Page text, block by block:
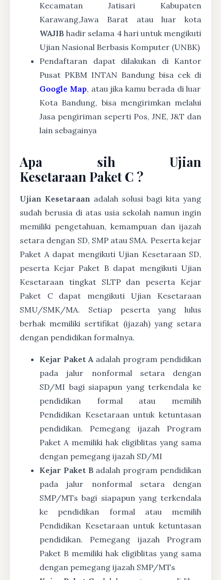
Kecamatan Jatisari Kabupaten
Karawang,Jawa Barat atau luar kota
WAJIB hadir selama 4 hari untuk mengikuti
Ujian Nasional Berbasis Komputer (UNBK)
Pendaftaran dapat dilakukan di Kantor
Pusat PKBM INTAN Bandung bisa cek di
Google Map, atau jika kamu berada di luar
Kota Bandung, bisa mengirimkan melalui
Jasa pengiriman seperti Pos, JNE, J&T dan
lain sebagainya
Apa sih Ujian
Kesetaraan Paket C ?
Ujian Kesetaraan adalah solusi bagi kita yang
sudah berusia di atas usia sekolah namun ingin
memiliki pengetahuan, kemampuan dan ijazah
setara dengan SD, SMP atau SMA. Peserta kejar
Paket A dapat mengikuti Ujian Kesetaraan SD,
peserta Kejar Paket B dapat mengikuti Ujian
Kesetaraan tingkat SLTP dan peserta Kejar
Paket C dapat mengikuti Ujian Kesetaraan
SMU/SMK/MA. Setiap peserta yang lulus
berhak memiliki sertifikat (ijazah) yang setara
dengan pendidikan formalnya.
Kejar Paket A adalah program pendidikan
pada jalur nonformal setara dengan
SD/MI bagi siapapun yang terkendala ke
pendidikan formal atau memilih
Pendidikan Kesetaraan untuk ketuntasan
pendidikan. Pemegang ijazah Program
Paket A memiliki hak eligiblitas yang sama
dengan pemegang ijazah SD/MI
Kejar Paket B adalah program pendidikan
pada jalur nonformal setara dengan
SMP/MTs bagi siapapun yang terkendala
ke pendidikan formal atau memilih
Pendidikan Kesetaraan untuk ketuntasan
pendidikan. Pemegang ijazah Program
Paket B memiliki hak eligiblitas yang sama
dengan pemegang ijazah SMP/MTs